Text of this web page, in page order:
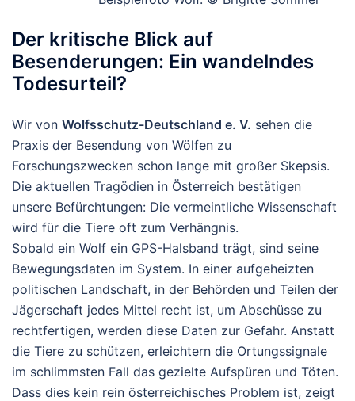
Der kritische Blick auf
Besenderungen: Ein wandelndes
Todesurteil?
Wir von Wolfsschutz-Deutschland e. V. sehen die
Praxis der Besendung von Wölfen zu
Forschungszwecken schon lange mit großer Skepsis.
Die aktuellen Tragödien in Österreich bestätigen
unsere Befürchtungen: Die vermeintliche Wissenschaft
wird für die Tiere oft zum Verhängnis.
Sobald ein Wolf ein GPS-Halsband trägt, sind seine
Bewegungsdaten im System. In einer aufgeheizten
politischen Landschaft, in der Behörden und Teilen der
Jägerschaft jedes Mittel recht ist, um Abschüsse zu
rechtfertigen, werden diese Daten zur Gefahr. Anstatt
die Tiere zu schützen, erleichtern die Ortungssignale
im schlimmsten Fall das gezielte Aufspüren und Töten.
Dass dies kein rein österreichisches Problem ist, zeigt